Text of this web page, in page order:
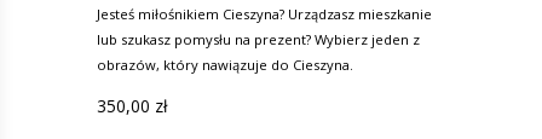
Jesteś miłośnikiem Cieszyna? Urządzasz mieszkanie
lub szukasz pomysłu na prezent? Wybierz jeden z
obrazów, który nawiązuje do Cieszyna.
350,00 zł